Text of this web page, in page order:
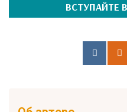
ВСТУПАЙТЕ